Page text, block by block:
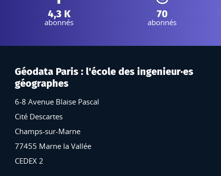
Facebook :
4,3 K
abonnés
Threads :
70
abonnés
Géodata Paris : l'école des ingenieur·es
géographes
6-8 Avenue Blaise Pascal
Cité Descartes
Champs-sur-Marne
77455 Marne la Vallée
CEDEX 2